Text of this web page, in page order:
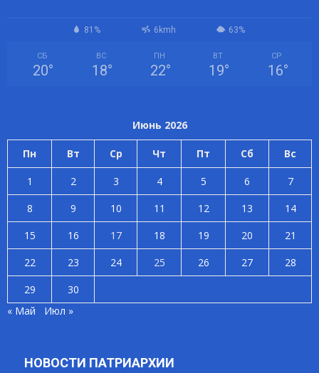
81% 6kmh 63%
СБ
20°
ВС
18°
ПН
22°
ВТ
19°
СР
16°
Июнь 2026
Пн Вт Ср Чт Пт Сб Вс
1 2 3 4 5 6
7
8
9 10 11 12 13
14
15
16 17 18 19 20
21
22
23 24 25 26 27
28
29
30
« Май
Июл »
НОВОСТИ ПАТРИАРХИИ